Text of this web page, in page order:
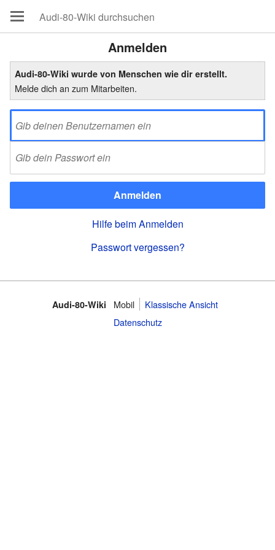
Anmelden
Audi-80-Wiki wurde von Menschen wie dir erstellt.
Melde dich an zum Mitarbeiten.
Anmelden
Hilfe beim Anmelden
Passwort vergessen?
Audi-80-Wiki Mobil
Klassische Ansicht
Datenschutz